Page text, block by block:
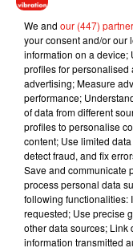
Musique
7
We and our (447)
your consent and/or our
information on a device;
profiles for personalised
advertising; Measure
performance;
of data from different
profiles to personalise
content; Use limited
detect fraud, and fix
Save and communicate
process personal data
following functionalities:
requested; Use precise
other data sources; Link
information transmitted